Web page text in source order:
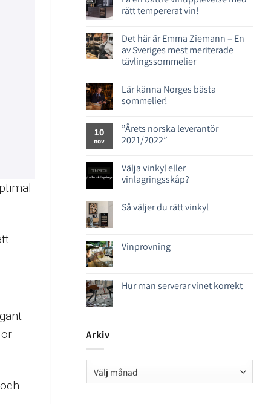
rätt tempererat vin!
Det här är Emma Ziemann – En
av Sveriges mest meriterade
tävlingssommelier
Lär känna Norges bästa
sommelier!
10
nov
”Årets norska leverantör
2021/2022”
Välja vinkyl eller
vinlagringsskåp?
Så väljer du rätt vinkyl
Vinprovning
Hur man serverar vinet korrekt
Arkiv
Arkiv